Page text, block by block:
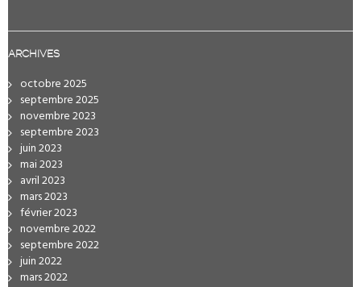
ARCHIVES
octobre 2025
septembre 2025
novembre 2023
septembre 2023
juin 2023
mai 2023
avril 2023
mars 2023
février 2023
novembre 2022
septembre 2022
juin 2022
mars 2022